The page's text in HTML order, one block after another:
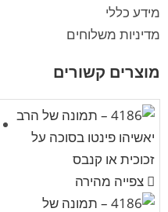
מידע כללי
מדיניות משלוחים
מוצרים קשורים
צפייה מהירה